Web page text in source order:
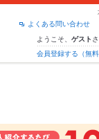
よくある問い合わせ
ようこそ、 ゲスト さ
会員登録する（無料